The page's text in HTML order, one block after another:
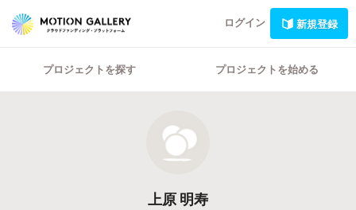
ログイン 新規登録
プロジェクトを探す プロジェクトを始める
上原 明寿